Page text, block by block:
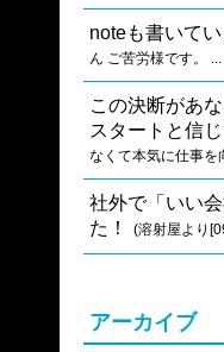
noteも書いてい
ん ご苦労様です。 ...
この決断があ
スタートと信
なくて本気に仕事を
社外で「いい
た！
(溶射屋より
アーカイブ